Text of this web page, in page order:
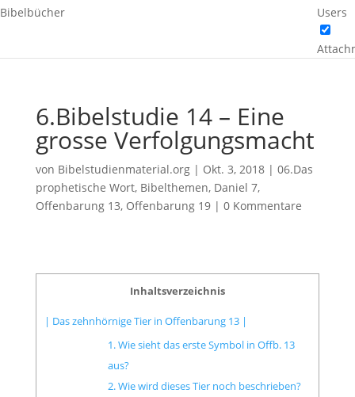
Bibelbücher Users
6.Bibelstudie 14 – Eine
grosse Verfolgungsmacht
von Bibelstudienmaterial.org| Okt. 3, 2018| 06.Das
prophetische Wort, Bibelthemen, Daniel 7,
Offenbarung 13, Offenbarung 19| 0 Kommentare
Inhaltsverzeichnis
| Das zehnhörnige Tier in Offenbarung 13 |
1. Wie sieht das erste Symbol in Offb. 13
aus?
2. Wie wird dieses Tier noch beschrieben?